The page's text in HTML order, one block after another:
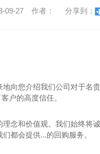
09-27 作者： 分享到：
向您介绍我们公司对于名
户的高度信任。
念和价值观。我们始终将
都会提供...的回购服务。